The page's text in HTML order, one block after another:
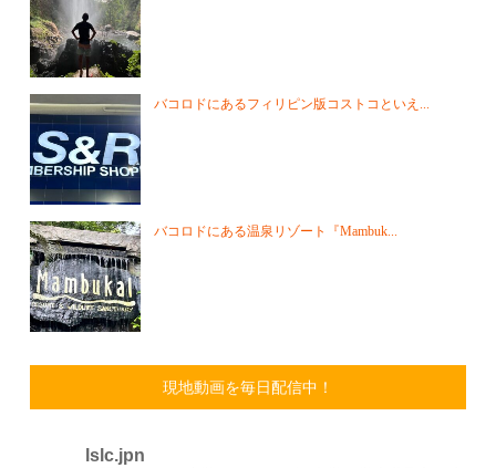
バコロドにあるフィリピン版コストコといえ...
バコロドにある温泉リゾート『Mambuk...
現地動画を毎日配信中！
lslc.jpn